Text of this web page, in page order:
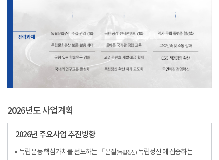
2026년도 사업계획
2026년 주요사업 추진방향
독립운동 핵심가치를 선도하는 「본질(독립정신)독립정신 에 집중하는